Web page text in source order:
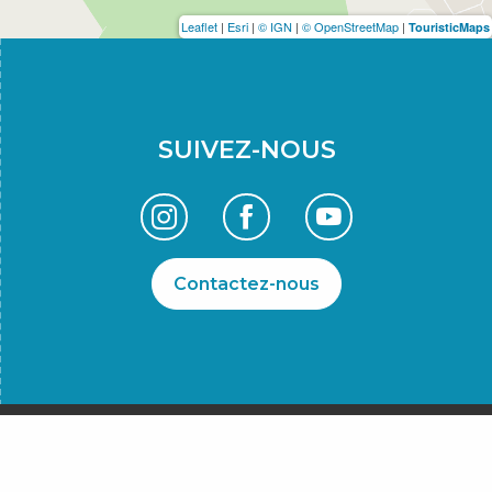
Leaflet | Esri | © IGN | © OpenStreetMap | TouristicMaps
SUIVEZ-NOUS
Contactez-nous